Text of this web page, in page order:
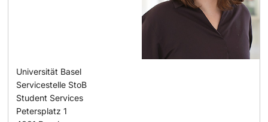
Universität Basel
Servicestelle StoB
Student Services
Petersplatz 1